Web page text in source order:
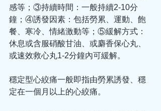
感等；③持續時間：一般持續2-10分
鐘；④誘發因素：包括勞累、運動、飽
餐、寒冷、情緒激動等；⑤緩解方式：
休息或含服硝酸甘油、或麝香保心丸、
或速效救心丸1-2分鐘內可緩解。
穩定型心絞痛一般即指由勞累誘發、穩
定在一個月以上的心絞痛。